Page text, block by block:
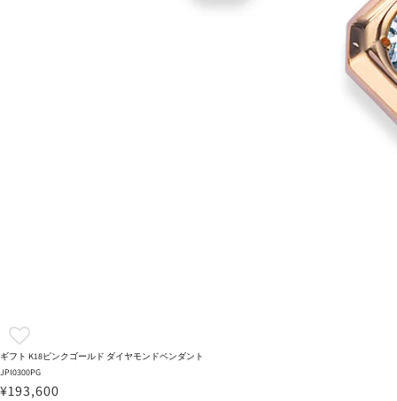
ギフト K18ピンクゴールド ダイヤモンドペンダント
JPI0300PG
¥193,600